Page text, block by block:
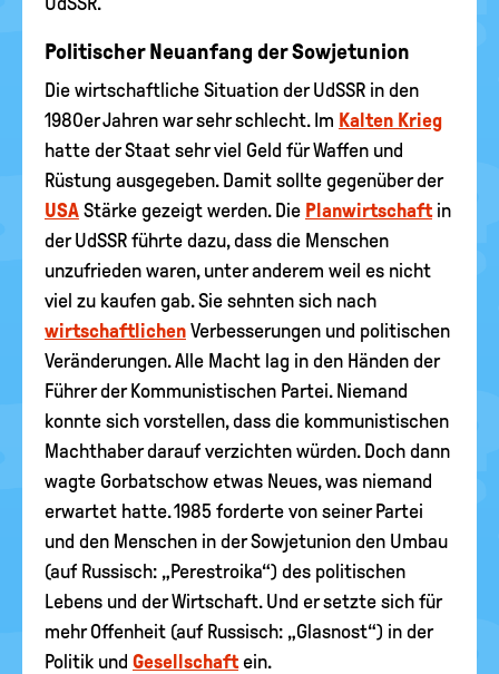
Politischer Neuanfang der Sowjetunion
Die wirtschaftliche Situation der UdSSR in den
1980er Jahren war sehr schlecht. Im Kalten Krieg
hatte der Staat sehr viel Geld für Waffen und
Rüstung ausgegeben. Damit sollte gegenüber der
USA Stärke gezeigt werden. Die Planwirtschaftin
der UdSSR führte dazu, dass die Menschen
unzufrieden waren, unter anderem weil es nicht
viel zu kaufen gab. Sie sehnten sich nach
wirtschaftlichen Verbesserungen und politischen
Veränderungen. Alle Macht lag in den Händen der
Führer der Kommunistischen Partei. Niemand
konnte sich vorstellen, dass die kommunistischen
Machthaber darauf verzichten würden. Doch dann
wagte Gorbatschow etwas Neues, was niemand
erwartet hatte. 1985 forderte von seiner Partei
und den Menschen in der Sowjetunion den Umbau
(auf Russisch: „Perestroika“) des politischen
Lebens und der Wirtschaft. Und er setzte sich für
mehr Offenheit (auf Russisch: „Glasnost“) in der
Politik und Gesellschaftein.